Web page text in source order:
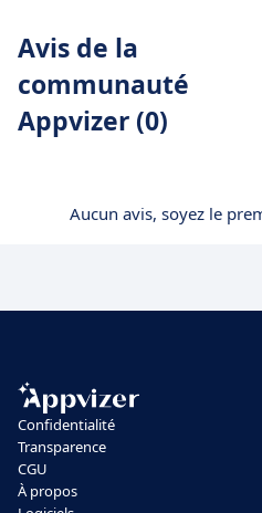
Avis de la
communauté
Appvizer (0)
Aucun avis, soyez le
Confidentialité
Transparence
CGU
À propos